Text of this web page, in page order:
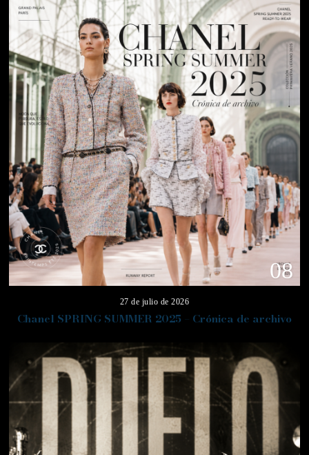
08
27 de julio de 2026
Chanel SPRING SUMMER 2025 – Crónica de archivo